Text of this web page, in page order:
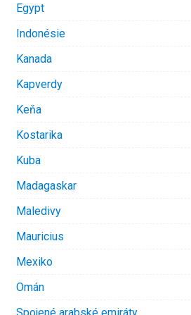
Egypt
Indonésie
Kanada
Kapverdy
Keňa
Kostarika
Kuba
Madagaskar
Maledivy
Mauricius
Mexiko
Omán